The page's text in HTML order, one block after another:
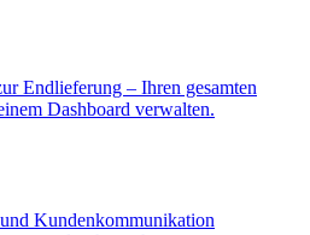
Endlieferung – Ihren gesamten
Dashboard verwalten.
Kundenkommunikation